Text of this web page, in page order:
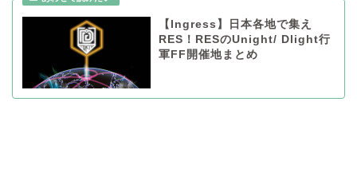
【Ingress】日本各地で集え
RES！RESのUnight/ Dlight行
軍FF開催地まとめ